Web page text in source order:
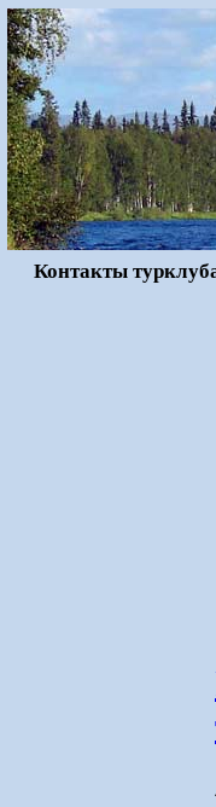
Контакты